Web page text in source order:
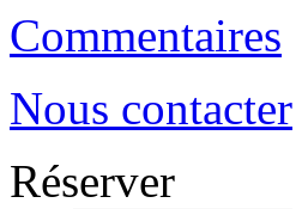
Commentaires
Nous contacter
Réserver